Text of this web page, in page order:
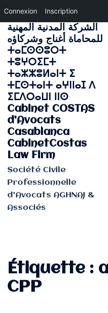
Connexion Inscription
Aller
au
contenu
الشركة المدنية المهنية
للمحاماة أغناج وشركاؤه
ⵜⴰⵎⵙⵙⵓⵔⵜ
ⵜⵓⵖⵔⵉⵎⵜ
ⵜⴰⵣⵣⵓⵍⴰⵏⵜ ⵉ
ⵜⵎⵙⵜⴰⵏⵜ ⴰⵖⵏⵏⴰⵊ ⴷ
ⵉⵎⴷⵔⴰⵡⵏ ⵏⵏⵙ
Cabinet COSTAS
d'Avocats
Casablanca
CabinetCostas
Law Firm
Société Civile
Professionnelle
d'Avocats AGHNAJ &
Associés
Étiquette :
CPP